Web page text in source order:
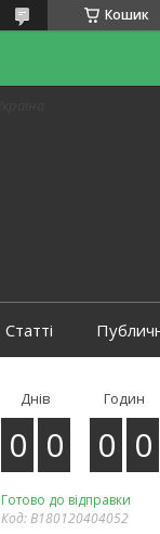
Кошик
Статті
Днів
0 0
Годин
0 0
Готово до відправки
Код:B180120404052